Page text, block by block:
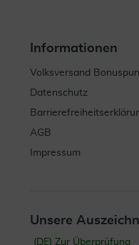
Informationen
Volksversand
Datenschutz
AGB
Impressum
Unsere
(DE) Zur Überprüfung